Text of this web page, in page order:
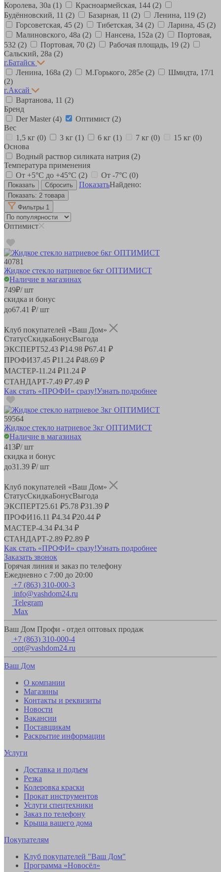
Королева, 30а (1) Красноармейская, 144 (2)
Будённовский, 11 (2) Базарная, 11 (2) Ленина, 119 (2)
Горсоветская, 45 (2) Тибетская, 34 (2) Ларина, 45 (2)
Малиновского, 48а (2) Нансена, 152а (2)
Портовая,
532 (2) Портовая, 70 (2) Рабочая площадь, 19 (2)
Сальский, 28a (2)
г.Батайск
Ленина, 168а (2) М.Горького, 285е (2)
Шмидта, 17/1
(2)
г.Аксай
Вартанова, 11 (2)
Бренд
Der Master(4) Оптимист (2)
Вес
1,5 кг (0) 3 кг (1) 6 кг (1) 7 кг (0) 15 кг (0)
Основа
Водный раствор силиката натрия (2)
Температура применения
От +5°С до +45°С (2) От -7°С (0)
ПоказатьНайдено:
Показать: 2 товара
Фильтры 1
Оптимист
40781
Жидкое стекло натриевое 6кг ОПТИМИСТ
Наличие в магазинах
749₽/ шт
скидка и бонус
до67.41 ₽/ шт
Клуб покупателей «Ваш Дом»
СтатусСкидкаБонусВыгода
ЭКСПЕРТ52.43 ₽14.98 ₽67.41 ₽
ПРОФИ37.45 ₽11.24 ₽48.69 ₽
МАСТЕР-11.24 ₽11.24 ₽
СТАНДАРТ-7.49 ₽7.49 ₽
Как стать «ПРОФИ» сразу!Узнать подробнее
59564
Жидкое стекло натриевое 3кг ОПТИМИСТ
Наличие в магазинах
413₽/ шт
скидка и бонус
до31.39 ₽/ шт
Клуб покупателей «Ваш Дом»
СтатусСкидкаБонусВыгода
ЭКСПЕРТ25.61 ₽5.78 ₽31.39 ₽
ПРОФИ16.11 ₽4.34 ₽20.44 ₽
МАСТЕР-4.34 ₽4.34 ₽
СТАНДАРТ-2.89 ₽2.89 ₽
Как стать «ПРОФИ» сразу!Узнать подробнее
Заказать звонок
Горячая линия и заказ по телефону
Ежедневно с 7:00 до 20:00
+7 (863) 310-000-3
info@vashdom24.ru
Telegram
Max
Ваш Дом Профи - отдел оптовых продаж
+7 (863) 310-000-4
opt@vashdom24.ru
Ваш Дом
О компании
Магазины
Контакты и реквизиты
Новости
Вакансии
Поставщикам
Раскрытие информации
Услуги
Доставка и подъем
Резка
Колеровка краски
Прокат инструментов
Услуги спецтехники
Заказ по телефону
Крыша вашего дома
Покупателям
Клуб покупателей "Ваш Дом"
Программа «Новосёл»